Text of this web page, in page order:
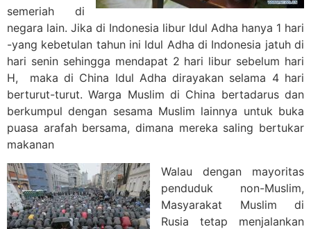
semeriah di
negara lain. Jika di Indonesia libur Idul Adha hanya 1 hari
-yang kebetulan tahun ini Idul Adha di Indonesia jatuh di
hari senin sehingga mendapat 2 hari libur sebelum hari
H, maka di China Idul Adha dirayakan selama 4 hari
berturut-turut. Warga Muslim di China bertadarus dan
berkumpul dengan sesama Muslim lainnya untuk buka
puasa arafah bersama, dimana mereka saling bertukar
makanan
Walau dengan mayoritas
penduduk non-Muslim,
Masyarakat Muslim di
Rusia tetap menjalankan